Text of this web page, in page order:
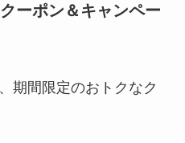
ーポン＆キャンペー
期間限定のおトクなク